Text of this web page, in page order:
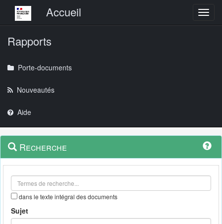
Menu principalAccueil
Rapports
Porte-documents
Nouveautés
Aide
Navigation
outils
Menu
contextuel
Recherche
dans le texte intégral des documents
Sujet